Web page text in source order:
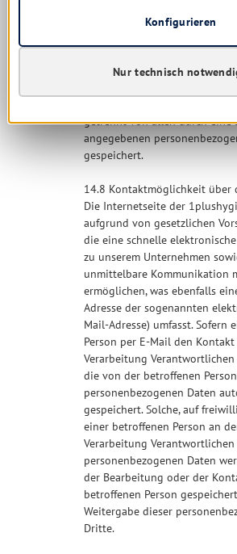
ausgewertet, den Datenschutz
erhöhen, um letztlich ein
für die von uns verarbeiteten
getrennt von allen durch eine
angegebenen
gespeichert.
14.8 Kontaktmöglichkeit über
Die Internetseite der
aufgrund von gesetzlichen
die eine schnelle
zu unserem Unternehmen
unmittelbare Kommunikation
ermöglichen, was ebenfalls
Adresse der sogenannten
Mail-Adresse) umfasst. Sofern
Person per E-Mail den
Verarbeitung
die von der betroffenen
personenbezogenen Daten
gespeichert. Solche, auf
einer betroffenen Person an
Verarbeitung
personenbezogenen Daten
der Bearbeitung oder der
betroffenen Person
Weitergabe dieser
Dritte.
Nur technisch
Konfigurieren